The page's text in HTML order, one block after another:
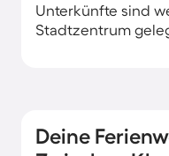
Unterkünfte sind
Stadtzentrum
Deine